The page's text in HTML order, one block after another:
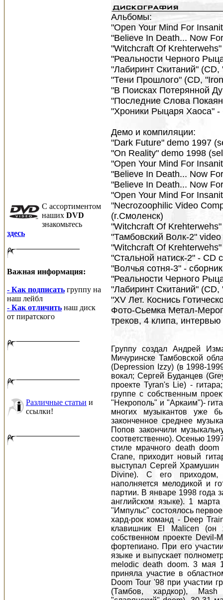
C ассортиментом
наших DVD
знакомьтесь
здесь
Важная информация:
- Как подписать группу на
наш лейбл
- Как отличить наш диск
от пиратского
Различные статьи и
ссылки!
Альбомы:
"Open Your Mind For
"Believe In Death... Now
"Witchcraft Of
"Реальности Черного
"Лабиринт Скитаний"
"Тени Прошлого" (CD,
"В Поисках Потерянной
"Последние Слова
"Хроники Рыцаря Хаоса" -
Демо и компиляции:
"Dark Future" demo 1997
"On Reality" demo 1998
"Open Your Mind For
"Believe In Death... Now
"Believe In Death... Now
"Open Your Mind For
"Necrozoophilic Video
(г.Смоленск)
"Witchcraft Of
"Тамбовский Волк-2"
"Witchcraft Of
"Стальной натиск-2" - CD
"Волчья сотня-3" -
"Реальности Черного
"Лабиринт Скитаний"
"XV Лет. Коснись
Фото-Сьемка Метал-
треков, 4 клипа, интервью
Группу создал Андрей Измайлов (Depression Izzy) в 1997 году в городе Мичуринске Тамбовской области. В первый состав вошли: Андрей Измайлов (Depression Izzy) (в 1998-1999г.г. участвовал в проекте Tyran's Lie) - барабаны, вокал; Сергей Буданцев (Grey "Frizzy" Buddance) (в 1998-1999г.г. участвовал в проекте Tyran's Lie) - гитара; Сергей Журавлев (Crane) (совмещает работу в группе с собственным проектом "Эвтаназия", до этого участвовал в группах "Некрополь" и "Аркаим")- гитара; Сергей Попов (Slow) - бас-гитара. За плечами многих музыкантов уже был опыт работы в других составах, а также законченное среднее музыкальное образование (Сергей Буданцев и Сергей Попов закончили музыкальную школу по классам фортепиано и аккордеона соответственно). Осенью 1997 года записано демо 'Dark Future', выдержанное в стиле мрачного death doom metal. В сентябре 1997 года, вместо ушедшего Crane, приходит новый гитарист Demon Templeton. Под таким псевдонимом выступал Сергей Храмушин (с 2001 года играет в Мюнхенской группе Hatred Divine). С его приходом, музыка группы начинает прогрессировать - наполняется мелодикой и готической красотой, появляются сдвоенные соло партии. В январе 1998 года записывается второе демо 'On Reality' (4 песни, на английском языке). 1 марта 1998 года, на мероприятии "10 лет рок-салону "Импульс" состоялось первое выступление группы в Тамбове при участии двух хард-рок команд - Deep Train и "БУ". В апреле 1998 года в группу приходит клавишник El Malicen (он же Илья Дурнев, c 2000 года занимается в собственном проекте Devil-May-Care, закончил музыкальную школу по классу фортепиано. При его участии группа дописывает еще 6 песен на английском языке и выпускает полнометражное демо 'Open Your Mind For Insanity' в стиле melodic death doom. 3 мая 1998 года в Мичуринском ДК "Авангард" группа приняла участие в областном фестивале Lords Extremal Tour & Mindsmasher Doom Tour '98 при участии групп "Стеклотара" (Тамбов, хард-кор), "Бей Лбом" (Тамбов, хардкор), Mash (Тамбов, грайндкор), "Нестор" (Мичуринск, "славянский" doom). 30-31 мая 1998 года приняла участие в рок-фестивале в городе Орле, где получила приз зрительских симпатий. В фестивале принимали участие более 20 групп, в том числе: S.C.A.L.P. (Орел, doom), Gothic Lethargy (Орел, gothic), Renewal (Орел, трэш) и др. В июне, на празднике в честь Дня молодежи группа выступила вместе с орловской группой S.C.A.L.P. на центральной площади города Мичуринска. В сентябре гитарист группы "Нестор" - Палач - вместе с Depression и Grey организуют группу Tyran's Lie и начинающую работать в стиле death. 26 ноября 1998 года группа организовала в Мичуринске (клуб "Аллигатор") фестиваль Mindsmasher Gig-2 '98 с участием метал-команд Memory Pain (Тамбов, death grind), "Пентагон" (Петровка, панк), "Аскет" (Мичуринск, панк-трэш). 19 декабря Grey и Depression в составе Tyran's Lie дебютирует в Тамбове, выступив вместе с Gothic Sky на рок-концерте, организованном тамбовским рок-клубом. В декабре 1998 года - марте 1999 года группа провела запись концептуального альбома, рассказывающего о вампирской любви - 'Believe In Death_ Now Forever' и выдержанного в стиле dark black metal. С этого альбома - тексты (на английском языке) концептуальны и представляют из себя рассказ о любви и ненависти к женщине-вампирше. Даже если вы не верите в настоящих вампиров, то энергетические вампиры сплошь и рядом. Наверняка каждый сталкивался с ними. В общем-то 'Believe...' - это сказка для взрослых. В роли скрим-вокалиста выступил Demon. В качестве бэк-вокалистки выступила Марина Скляднева. 13 февраля 1999 года при поддержке